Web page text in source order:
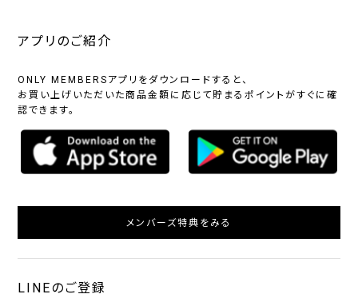
アプリのご紹介
ONLY MEMBERSアプリをダウンロードすると、
お買い上げいただいた商品金額に応じて貯まるポイントがすぐに確
認できます。
メンバーズ特典をみる
LINEのご登録